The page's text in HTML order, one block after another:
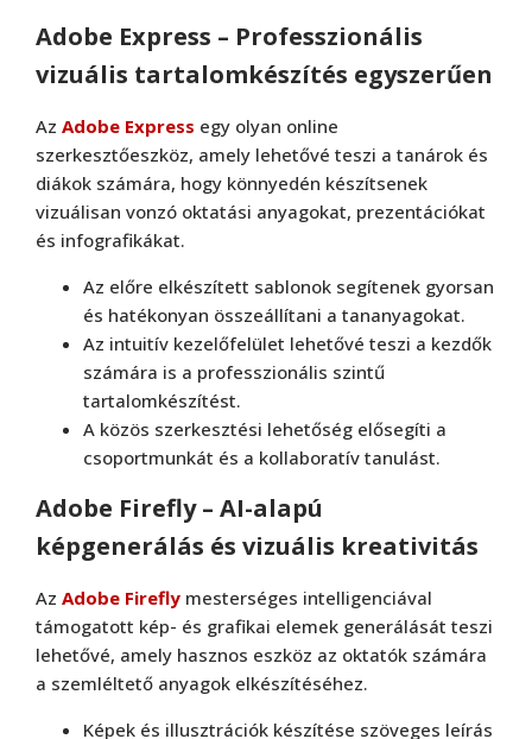
Adobe Express – Professzionális
vizuális tartalomkészítés egyszerűen
Az Adobe Express egy olyan online
szerkesztőeszköz, amely lehetővé teszi a tanárok és
diákok számára, hogy könnyedén készítsenek
vizuálisan vonzó oktatási anyagokat, prezentációkat
és infografikákat.
Az előre elkészített sablonok segítenek gyorsan
és hatékonyan összeállítani a tananyagokat.
Az intuitív kezelőfelület lehetővé teszi a kezdők
számára is a professzionális szintű
tartalomkészítést.
A közös szerkesztési lehetőség elősegíti a
csoportmunkát és a kollaboratív tanulást.
Adobe Firefly – AI-alapú
képgenerálás és vizuális kreativitás
Az Adobe Firefly mesterséges intelligenciával
támogatott kép- és grafikai elemek generálását teszi
lehetővé, amely hasznos eszköz az oktatók számára
a szemléltető anyagok elkészítéséhez.
Képek és illusztrációk készítése szöveges leírás